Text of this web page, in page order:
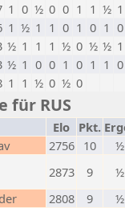
1 0 ½ 0 0 1 1 ½ 1
1 ½ 1 1 0 1 0 1 0
½ 1 1 1 ½ 0 ½ ½ 1
½ 1 0 0 1 0 1 1 0
1 1 ½ 0 ½ 0
für RUS
Elo Pkt.
2756 10
2873 9
2808 9